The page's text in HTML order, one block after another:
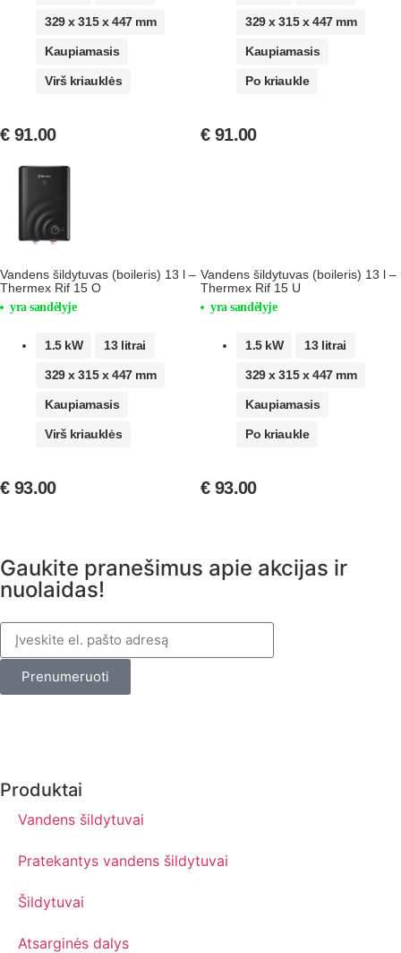
329 x 315 x 447 mm
Kaupiamasis
Virš kriauklės
€91.00
329 x 315 x 447 mm
Kaupiamasis
Po kriaukle
€91.00
Vandens šildytuvas (boileris) 13 l –
Thermex Rif 15 O
yra sandėlyje
1.5 kW 13 litrai
329 x 315 x 447 mm
Kaupiamasis
Virš kriauklės
€93.00
Vandens šildytuvas (boileris) 13 l –
Thermex Rif 15 U
yra sandėlyje
1.5 kW 13 litrai
329 x 315 x 447 mm
Kaupiamasis
Po kriaukle
€93.00
Gaukite pranešimus apie akcijas ir
nuolaidas!
Prenumeruoti
Produktai
Vandens šildytuvai
Pratekantys vandens šildytuvai
Šildytuvai
Atsarginės dalys